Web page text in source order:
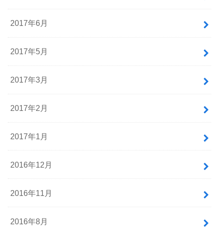
2017年6月
2017年5月
2017年3月
2017年2月
2017年1月
2016年12月
2016年11月
2016年8月